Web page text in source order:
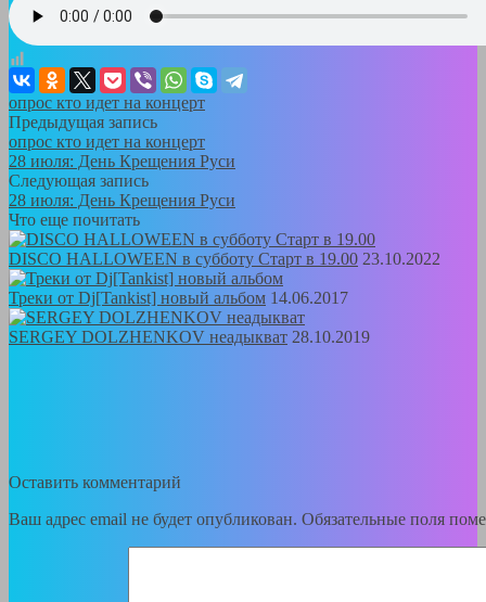
опрос кто идет на концерт
Предыдущая запись
опрос кто идет на концерт
28 июля: День Крещения Руси
Следующая запись
28 июля: День Крещения Руси
Что еще почитать
DISCO HALLOWEEN в субботу Старт в 19.00 23.10.2022
Треки от Dj[Tankist] новый альбом 14.06.2017
SERGEY DOLZHENKOV неадыкват 28.10.2019
Оставить комментарий
Ваш адрес email не будет опубликован. Обязательные поля